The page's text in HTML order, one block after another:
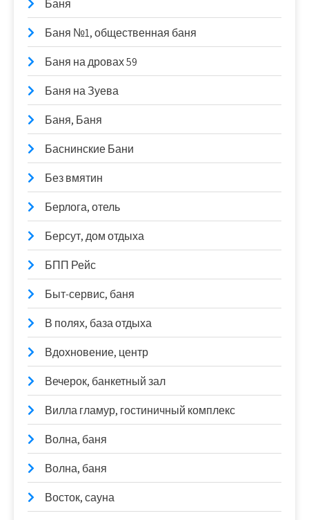
Баня
Баня №1, общественная баня
Баня на дровах 59
Баня на Зуева
Баня, Баня
Баснинские Бани
Без вмятин
Берлога, отель
Берсут, дом отдыха
БПП Рейс
Быт-сервис, баня
В полях, база отдыха
Вдохновение, центр
Вечерок, банкетный зал
Вилла гламур, гостиничный комплекс
Волна, баня
Волна, баня
Восток, сауна